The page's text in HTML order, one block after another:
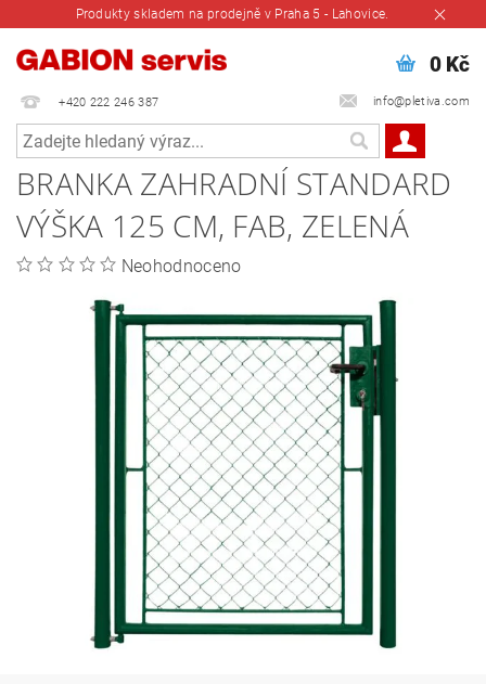
Produkty skladem na prodejně v Praha 5 - Lahovice.
+420 222 246 387 info@pletiva.com
0 Kč
BRANKA ZAHRADNÍ STANDARD
VÝŠKA 125 CM, FAB, ZELENÁ
Neohodnoceno